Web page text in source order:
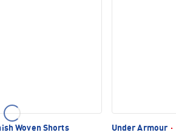
Woven Shorts
Under Armour ·